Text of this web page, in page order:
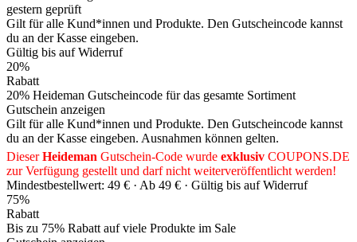
gestern geprüft
Gilt für alle Kund*innen und Produkte. Den Gutscheincode kannst
du an der Kasse eingeben.
Gültig bis auf Widerruf
20%
Rabatt
20% Heideman Gutscheincode für das gesamte Sortiment
Gutschein anzeigen
Gilt für alle Kund*innen und Produkte. Den Gutscheincode kannst
du an der Kasse eingeben. Ausnahmen können gelten.
DieserHeideman Gutschein-Code wurde exklusiv COUPONS.DE
zur Verfügung gestellt und darf nicht weiterveröffentlicht werden!
Mindestbestellwert: 49 € · Ab 49 € · Gültig bis auf Widerruf
75%
Rabatt
Bis zu 75% Rabatt auf viele Produkte im Sale